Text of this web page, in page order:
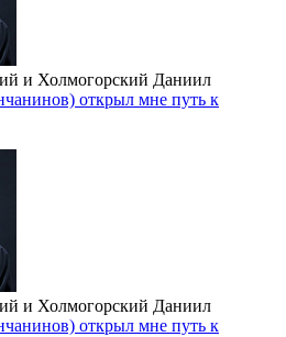
и Холмогорский Даниил
открыл мне путь к
и Холмогорский Даниил
открыл мне путь к